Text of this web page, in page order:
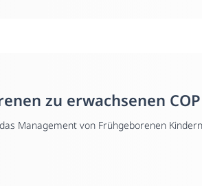
zu erwachsenen
Management von Frühgeborenen